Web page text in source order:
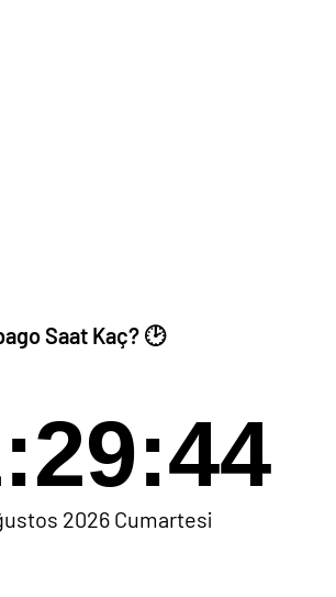
Saat Kaç? 🕑
2026 Cumartesi